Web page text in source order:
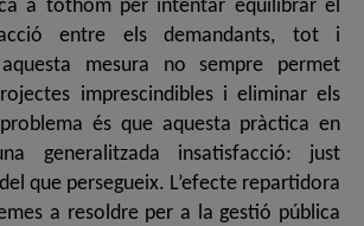
a tothom per intentar equilibrar el
entre els demandants, tot i
mesura no sempre permet
imprescindibles i eliminar els
és que aquesta pràctica en
generalitzada insatisfacció: just
que persegueix. L’efecte repartidora
a resoldre per a la gestió pública